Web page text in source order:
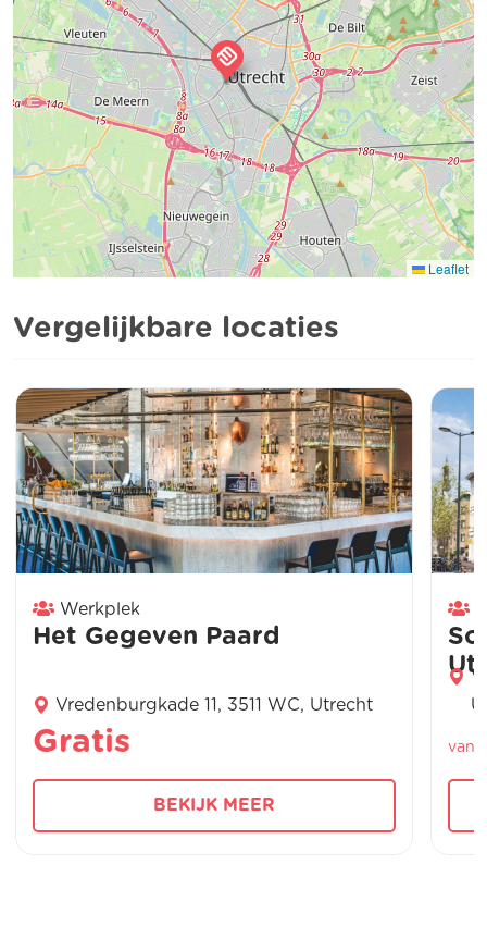
Leaflet
Vergelijkbare locaties
Werkplek
Het Gegeven Paard
Vredenburgkade 11, 3511 WC, Utrecht
Gratis
BEKIJK MEER